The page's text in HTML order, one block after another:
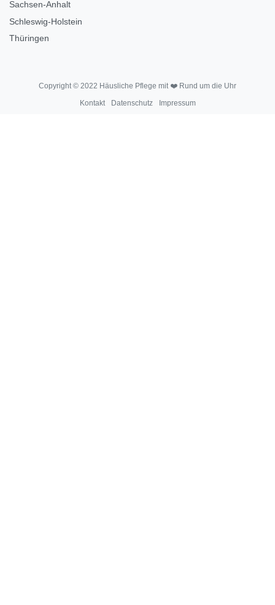
Sachsen-Anhalt
Schleswig-Holstein
Thüringen
Copyright © 2022 Häusliche Pflege mit ❤️ Rund um die Uhr
Kontakt
Datenschutz Impressum